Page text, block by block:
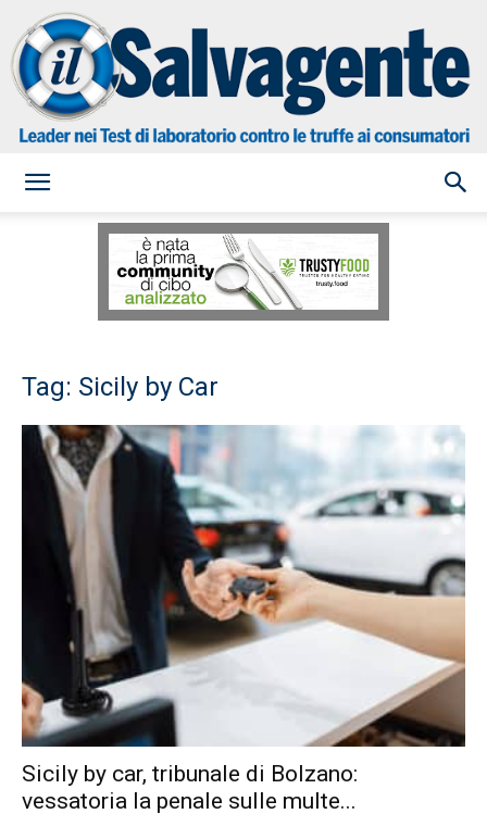
Salvagente
Tag: Sicily by Car
Sicily by car, tribunale di Bolzano:
vessatoria la penale sulle multe...